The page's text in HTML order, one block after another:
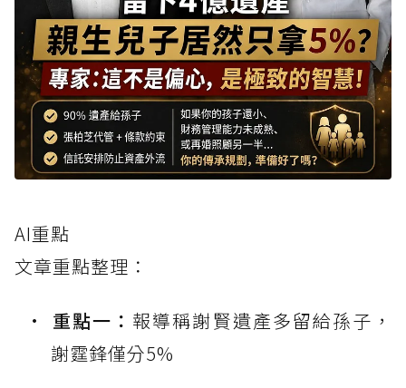
AI重點
文章重點整理：
重點一： 報導稱謝賢遺產多留給孫子，
謝霆鋒僅分5%